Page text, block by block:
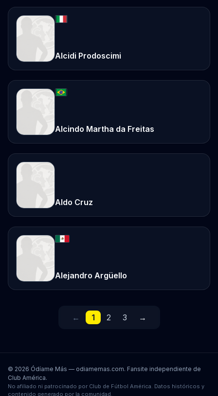
Alcidi Prodoscimi
Alcindo Martha da Freitas
Aldo Cruz
Alejandro Argüello
← 1 2 3 →
© 2026 Ódíame Más — odiamemas.com. Fansite independiente de
Club América.
No afiliado ni patrocinado por Club de Fútbol América. Datos históricos y
contenido generado por la comunidad.